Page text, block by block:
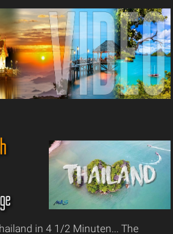
in 4 1/2 Minuten... The